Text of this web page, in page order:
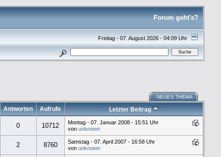
Forum geht's?
Freitag - 07. August 2026 - 04:09 Uhr
NEUES THEMA
Antworten Aufrufe Letzter Beitrag
0 10712
Montag - 07. Januar 2008 - 15:51 Uhr
vonunknown
2 8760
Samstag - 07. April 2007 - 16:58 Uhr
vonunknown